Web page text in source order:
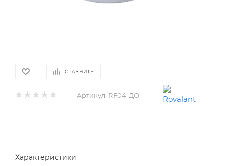
СРАВНИТЬ
Артикул: RF04-ДО
Характеристики